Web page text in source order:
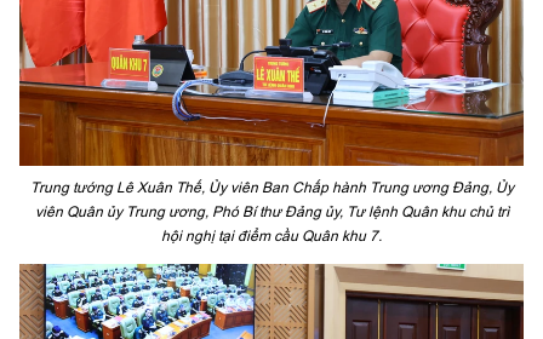
Trung tướng Lê Xuân Thế, Ủy viên Ban Chấp hành Trung ương Đảng, Ủy
viên Quân ủy Trung ương, Phó Bí thư Đảng ủy, Tư lệnh Quân khu chủ trì
hội nghị tại điểm cầu Quân khu 7.